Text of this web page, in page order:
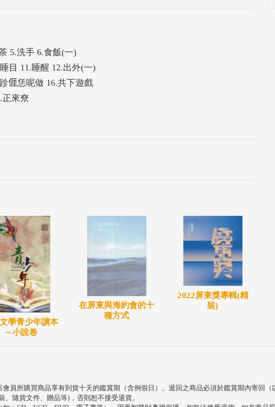
自然一起唸，無形中讓嬰幼兒自然地重複聽到生活客語，營造
習的成效。
5.洗手 6.食飯(一)
目 11.睡醒 12.出外(一)
𠊎恁呢做 16.共下遊戲
正來尞
學青少年讀本
－小說卷
在屏東與海約會的十
種方式
2022屏東獎專輯(精
裝)
員所購買商品享有到貨十天的鑑賞期（含例假日）。退回之商品必須於鑑賞期內寄回
、隨貨文件、贈品等)，否則恕不接受退貨。